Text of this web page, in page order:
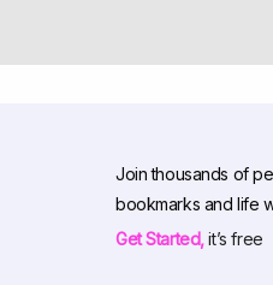
Join thousands of
bookmarks and life
Get Started,it’s free